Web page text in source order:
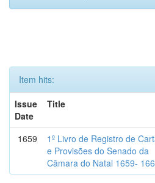
Item hits:
Issue
Date
Title
1659
1º Livro de Registro de
e Provisões do Senado da
Câmara do Natal 1659-